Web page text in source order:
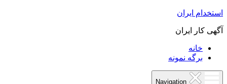
استخدام ایران
آگهی کار ایران
خانه
برگه نمونه